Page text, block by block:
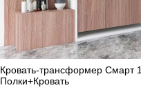
Кровать-трансформер Смарт 1
Полки+Кровать